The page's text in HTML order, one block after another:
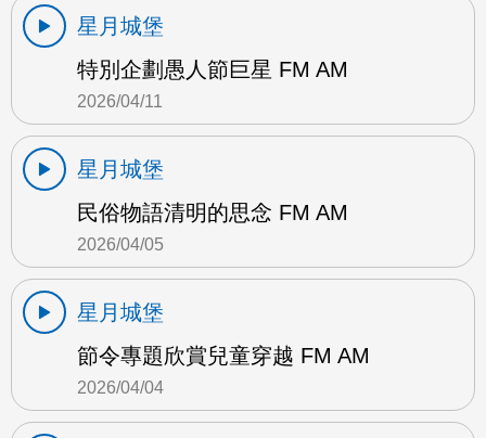
星月城堡
特別企劃愚人節巨星 FM AM
2026/04/11
星月城堡
民俗物語清明的思念 FM AM
2026/04/05
星月城堡
節令專題欣賞兒童穿越 FM AM
2026/04/04